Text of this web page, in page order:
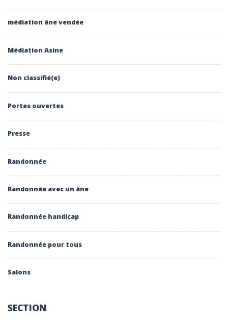
médiation âne vendée
Médiation Asine
Non classifié(e)
Portes ouvertes
Presse
Randonnée
Randonnée avec un âne
Randonnée handicap
Randonnée pour tous
Salons
SECTION